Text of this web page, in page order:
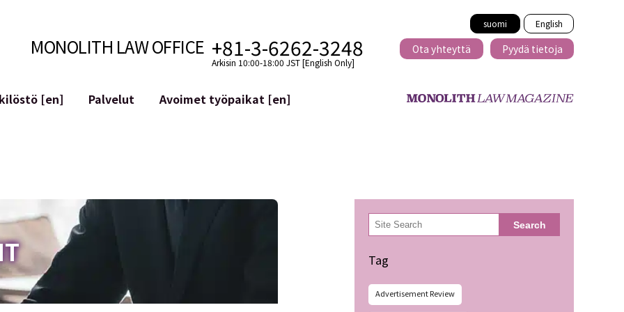
suomi English
MONOLITH LAW OFFICE +81-3-6262-3248
Arkisin 10:00-18:00 JST [English Only]
Ota yhteyttä Pyydä tietoja
[en]
Palvelut
ym.)
Maineen hallinta
Avoimet työpaikat [en]
検
索 Search
Tag
Advertisement Review